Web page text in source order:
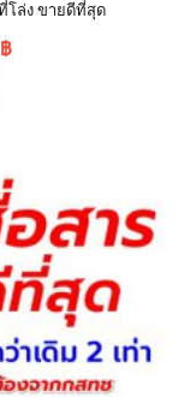
โล่ง ขายดีที่สุด
฿